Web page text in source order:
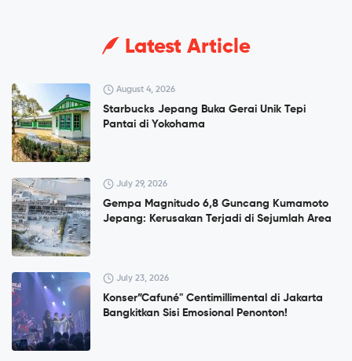
Latest Article
August 4, 2026
Starbucks Jepang Buka Gerai Unik Tepi
Pantai di Yokohama
July 29, 2026
Gempa Magnitudo 6,8 Guncang Kumamoto
Jepang: Kerusakan Terjadi di Sejumlah Area
July 23, 2026
Konser”Cafuné" Centimillimental di Jakarta
Bangkitkan Sisi Emosional Penonton!